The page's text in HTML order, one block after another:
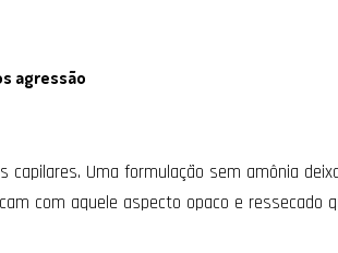
agressão
Uma formulação sem amônia
com aquele aspecto opaco e ressecado